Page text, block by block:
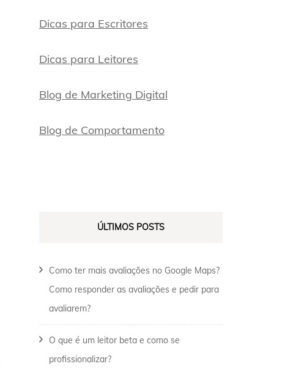
Dicas para Escritores
Dicas para Leitores
Blog de Marketing Digital
Blog de Comportamento
ÚLTIMOS POSTS
Como ter mais avaliações no Google Maps?
Como responder as avaliações e pedir para
avaliarem?
O que é um leitor beta e como se
profissionalizar?